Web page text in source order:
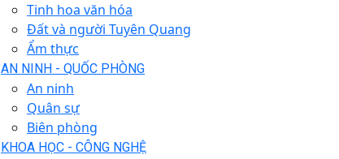
Tinh hoa văn hóa
Đất và người Tuyên Quang
Ẩm thực
AN NINH - QUỐC PHÒNG
An ninh
Quân sự
Biên phòng
KHOA HỌC - CÔNG NGHỆ